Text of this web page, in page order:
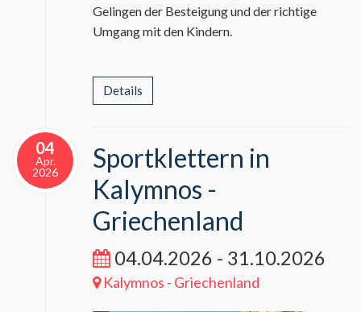
Gelingen der Besteigung und der richtige
Umgang mit den Kindern.
Details
04
Apr.
2026
Sportklettern in
Kalymnos -
Griechenland
04.04.2026 - 31.10.2026
Kalymnos - Griechenland